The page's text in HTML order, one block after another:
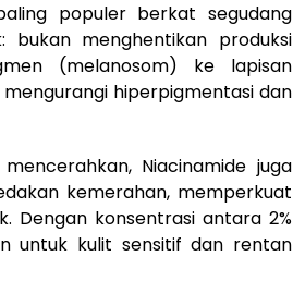
populer berkat segudang
menghentikan produksi
(melanosom) ke lapisan
hiperpigmentasi dan
Niacinamide juga
kemerahan, memperkuat
Dengan konsentrasi antara 2%
untuk kulit sensitif dan rentan